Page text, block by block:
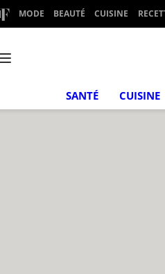
MODE BEAUTÉ CUISINE
SANTÉ CUISINE